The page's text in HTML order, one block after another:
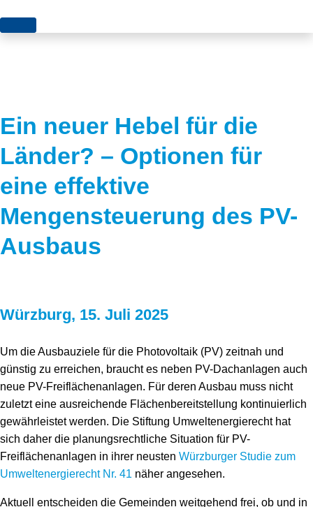
Themen
Flächen
Genehmigungen
Grundsatzfragen
Märkte
Netze
Speicher
Stromerzeugung
Wärme
Wasserstoff
News
Blog
Karriere
Über uns
Stiftungsporträt
Forschungsnetzwerk
Bibliothek
Newsletter
Infomaterial
Schriften zum Umweltenergierecht
Ein neuer Hebel für die
Länder? – Optionen für
eine effektive
Mengensteuerung des PV-
Ausbaus
Würzburg, 15. Juli 2025
Um die Ausbauziele für die Photovoltaik (PV) zeitnah und
günstig zu erreichen, braucht es neben PV-Dachanlagen auch
neue PV-Freiflächenanlagen. Für deren Ausbau muss nicht
zuletzt eine ausreichende Flächenbereitstellung kontinuierlich
gewährleistet werden. Die Stiftung Umweltenergierecht hat
sich daher die planungsrechtliche Situation für PV-
Freiflächenanlagen in ihrer neusten Würzburger Studie zum
Umweltenergierecht Nr. 41 näher angesehen.
Aktuell entscheiden die Gemeinden weitgehend frei, ob und in